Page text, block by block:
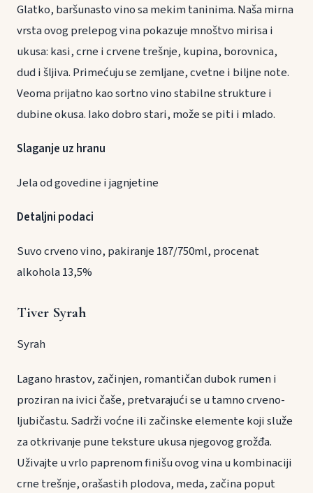
Glatko, baršunasto vino sa mekim taninima. Naša mirna
vrsta ovog prelepog vina pokazuje mnoštvo mirisa i
ukusa: kasi, crne i crvene trešnje, kupina, borovnica,
dud i šljiva. Primećuju se zemljane, cvetne i biljne note.
Veoma prijatno kao sortno vino stabilne strukture i
dubine okusa. Iako dobro stari, može se piti i mlado.
Slaganje uz hranu
Jela od govedine i jagnjetine
Detaljni podaci
Suvo crveno vino, pakiranje 187/750ml, procenat
alkohola 13,5%
Tiver Syrah
Syrah
Lagano hrastov, začinjen, romantičan dubok rumen i
proziran na ivici čaše, pretvarajući se u tamno crveno-
ljubičastu. Sadrži voćne ili začinske elemente koji služe
za otkrivanje pune teksture ukusa njegovog grožđa.
Uživajte u vrlo paprenom finišu ovog vina u kombinaciji
crne trešnje, orašastih plodova, meda, začina poput